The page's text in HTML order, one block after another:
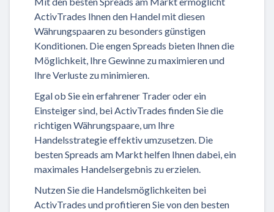
ActivTrades Ihnen den Handel mit diesen
Währungspaaren zu besonders günstigen
Konditionen. Die engen Spreads bieten Ihnen die
Möglichkeit, Ihre Gewinne zu maximieren und
Ihre Verluste zu minimieren.
Egal ob Sie ein erfahrener Trader oder ein
Einsteiger sind, bei ActivTrades finden Sie die
richtigen Währungspaare, um Ihre
Handelsstrategie effektiv umzusetzen. Die
besten Spreads am Markt helfen Ihnen dabei, ein
maximales Handelsergebnis zu erzielen.
Nutzen Sie die Handelsmöglichkeiten bei
ActivTrades und profitieren Sie von den besten